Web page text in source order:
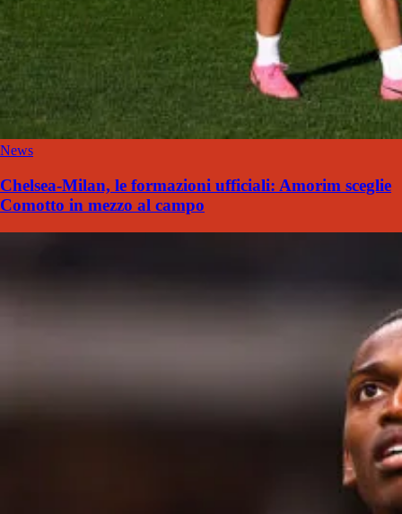
News
Chelsea-Milan, le formazioni ufficiali: Amorim sceglie
Comotto in mezzo al campo